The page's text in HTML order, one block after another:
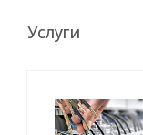
Услуги